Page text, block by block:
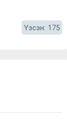
Үзсэн: 175